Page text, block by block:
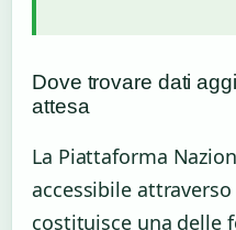
Dove trovare dati
attesa
La Piattaforma
accessibile
costituisce una delle